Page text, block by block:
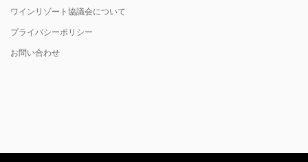
ワインリゾート協議会について
プライバシーポリシー
お問い合わせ